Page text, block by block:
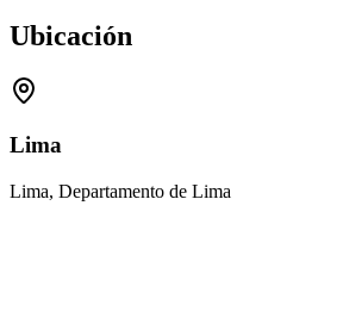
Ubicación
Lima
Lima, Departamento de Lima